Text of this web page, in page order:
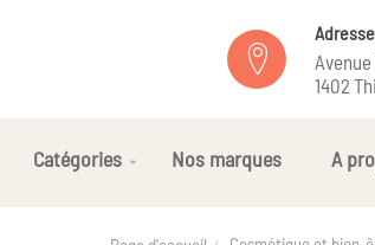
Adresse
1402
Catégories Nos marques A